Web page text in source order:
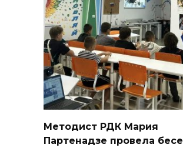
Методист РДК Мария
Партенадзе провела